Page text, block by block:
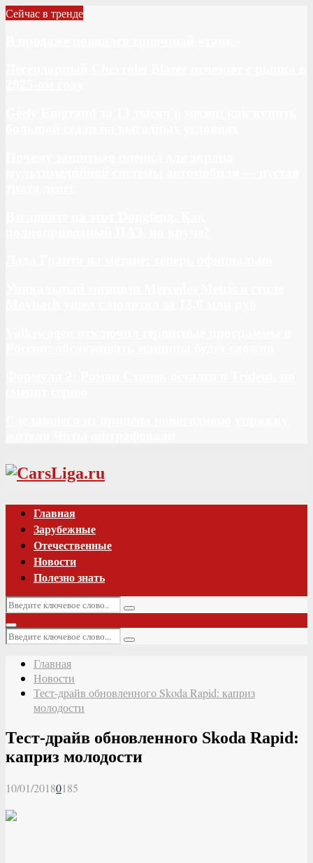
Сейчас в тренде
Vk
Главная
Зарубежные
Отечественные
Новости
Полезно знать
Искать:
Поиск
Основное
меню
Искать:
Поиск
Главная
Новости
Тест-драйв обновленного Skoda Rapid: каприз
молодости
Тест-драйв обновленного Skoda Rapid:
каприз молодости
10/01/20180185